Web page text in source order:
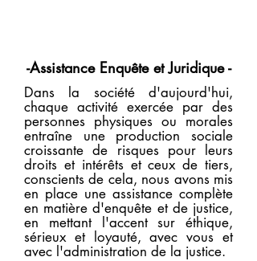
-Assistance Enquête et Juridique -
Dans la société d'aujourd'hui,
chaque activité exercée par des
personnes physiques ou morales
entraîne une production sociale
croissante de risques pour leurs
droits et intérêts et ceux de tiers,
conscients de cela, nous avons mis
en place une assistance complète
en matière d'enquête et de justice,
en mettant l'accent sur éthique,
sérieux et loyauté, avec vous et
avec l'administration de la justice.